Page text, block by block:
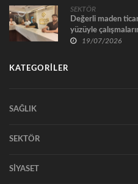
SEKTÖR
Değerli maden
yüzüyle
19/07/2026
KATEGORİLER
SAĞLIK
SEKTÖR
SİYASET